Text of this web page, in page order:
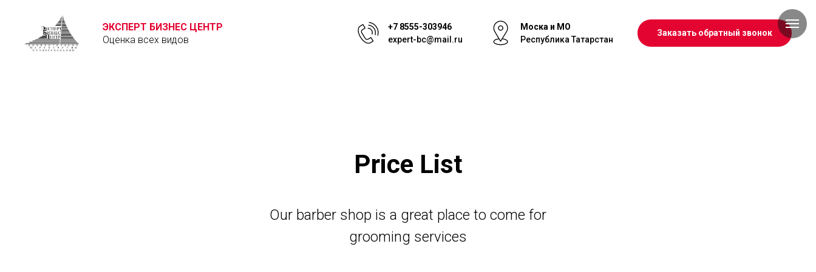
ЭКСПЕРТ БИЗНЕС ЦЕНТР
Оценка всех видов
+7 8555-303946
expert-bc@mail.ru
Моска и МО
Республика Татарстан
Заказать обратный звонок
Price List
Our barber shop is a great place to come for
grooming services